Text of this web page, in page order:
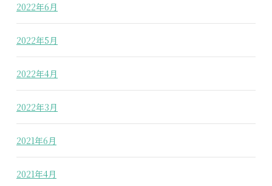
2022年6月
2022年5月
2022年4月
2022年3月
2021年6月
2021年4月